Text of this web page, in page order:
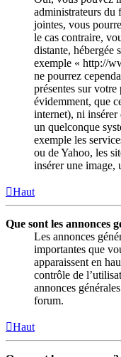
administrateurs du
jointes, vous
le cas contraire,
distante, hébergée
exemple « http://
ne pourrez
présentes sur
évidemment, que
internet), ni insérer
un quelconque
exemple les
ou de Yahoo, les
insérer une
Haut
Que sont les annonces
Les annonces
importantes que
apparaissent en
contrôle de
annonces
forum.
Haut